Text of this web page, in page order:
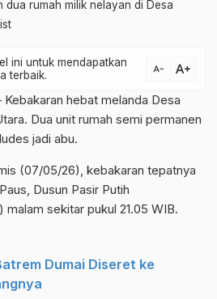
dua rumah milik nelayan di Desa
ini untuk mendapatkan
terbaik.
text_decrease text_increase
Kebakaran hebat melanda Desa
Dua unit rumah semi permanen
jadi abu.
(07/05/26), kebakaran tepatnya
Dusun Pasir Putih
sekitar pukul 21.05 WIB.
Dumai Diseret ke